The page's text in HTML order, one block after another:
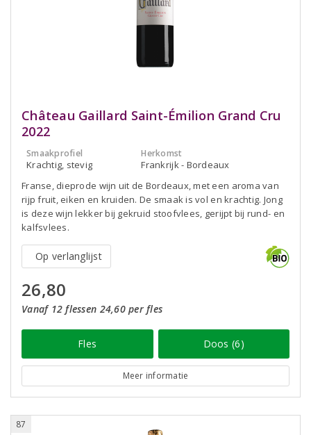
Château Gaillard Saint-Émilion Grand Cru
2022
Smaakprofiel
Krachtig, stevig
Herkomst
Frankrijk - Bordeaux
Franse, dieprode wijn uit de Bordeaux, met een aroma van
rijp fruit, eiken en kruiden. De smaak is vol en krachtig. Jong
is deze wijn lekker bij gekruid stoofvlees, gerijpt bij rund- en
kalfsvlees.
Op verlanglijst
26,80
Vanaf 12 flessen 24,60 per fles
Fles Doos (6)
Meer informatie
87